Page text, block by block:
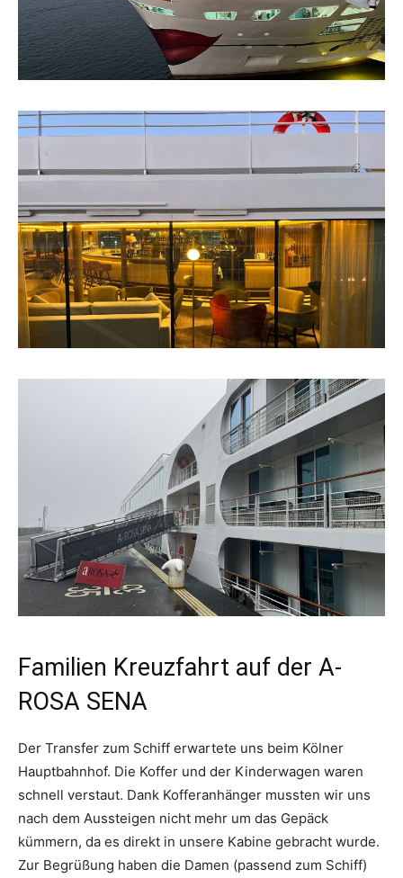
Familien Kreuzfahrt auf der A-
ROSA SENA
Der Transfer zum Schiff erwartete uns beim Kölner
Hauptbahnhof. Die Koffer und der Kinderwagen waren
schnell verstaut. Dank Kofferanhänger mussten wir uns
nach dem Aussteigen nicht mehr um das Gepäck
kümmern, da es direkt in unsere Kabine gebracht wurde.
Zur Begrüßung haben die Damen (passend zum Schiff)